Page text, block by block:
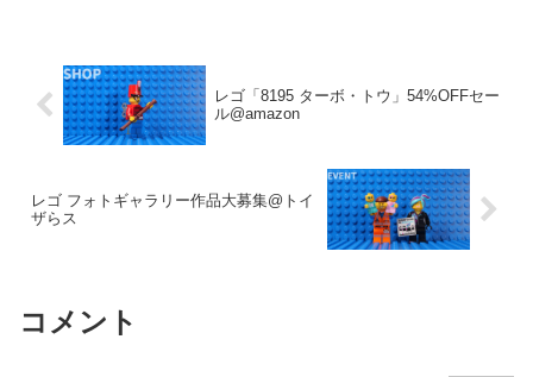
レゴ「8195 ターボ・トウ」54%OFFセー
ル@amazon
レゴ フォトギャラリー作品大募集@トイ
ザらス
コメント